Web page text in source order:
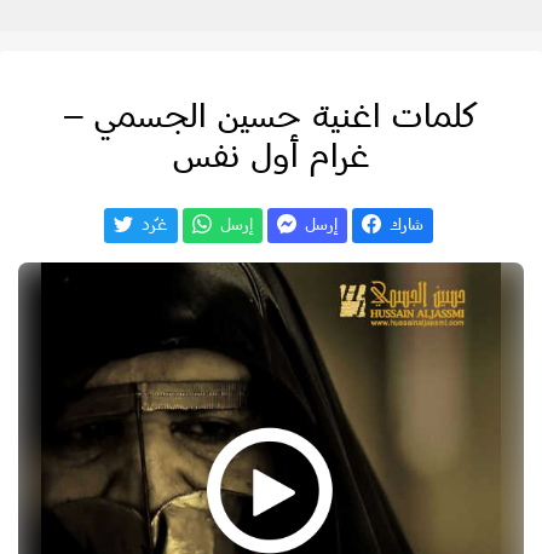
كلمات اغنية حسين الجسمي –
غرام أول نفس
شارك إرسل إرسل غـّرد